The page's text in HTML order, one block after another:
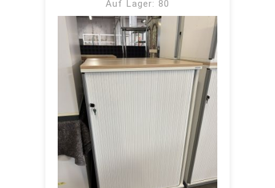
Auf Lager: 80